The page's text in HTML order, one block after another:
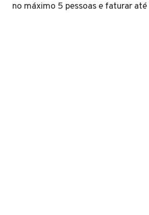
no máximo 5 pessoas e faturar